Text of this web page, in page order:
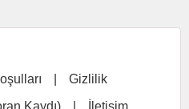
Gizlilik
Kaydı)
İletişim